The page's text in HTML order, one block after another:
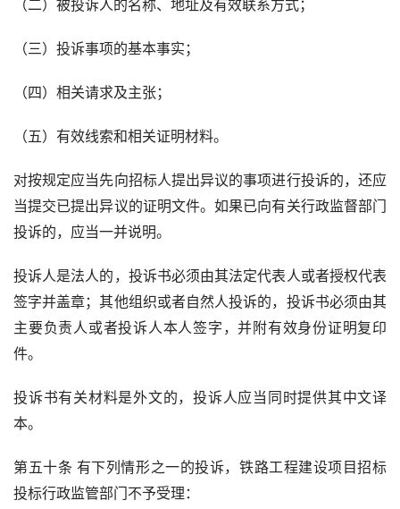
（二）被投诉人的名称、地址及有效联系方式；
（三）投诉事项的基本事实；
（四）相关请求及主张；
（五）有效线索和相关证明材料。
对按规定应当先向招标人提出异议的事项进行投诉的，还应
当提交已提出异议的证明文件。如果已向有关行政监督部门
投诉的，应当一并说明。
投诉人是法人的，投诉书必须由其法定代表人或者授权代表
签字并盖章；其他组织或者自然人投诉的，投诉书必须由其
主要负责人或者投诉人本人签字，并附有效身份证明复印
件。
投诉书有关材料是外文的，投诉人应当同时提供其中文译
本。
第五十条 有下列情形之一的投诉，铁路工程建设项目招标
投标行政监管部门不予受理：